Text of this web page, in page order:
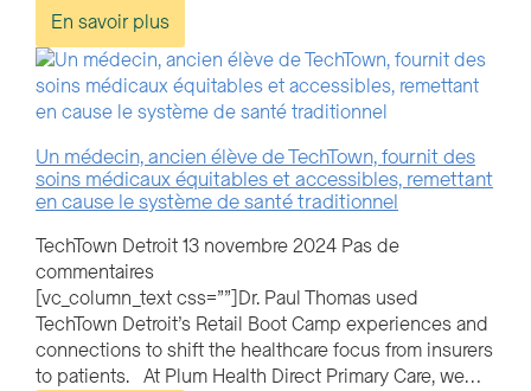
En savoir plus
Un médecin, ancien élève de TechTown, fournit des
soins médicaux équitables et accessibles, remettant
en cause le système de santé traditionnel
TechTown Detroit13 novembre 2024 Pas de
commentaires
[vc_column_text css=””]Dr. Paul Thomas used
TechTown Detroit’s Retail Boot Camp experiences and
connections to shift the healthcare focus from insurers
to patients. At Plum Health Direct Primary Care, we…